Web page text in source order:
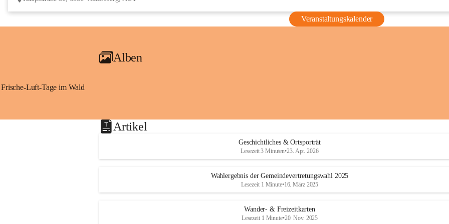
Veranstaltungskalender
Alben
Frische-Luft-Tage im Wald
Artikel
Geschichtliches & Ortsporträt
Lesezeit 3 Minuten•23. Apr. 2026
Wahlergebnis der Gemeindevertretungswahl 2025
Lesezeit 1 Minute•16. März 2025
Wander- & Freizeitkarten
Lesezeit 1 Minute•20. Nov. 2025